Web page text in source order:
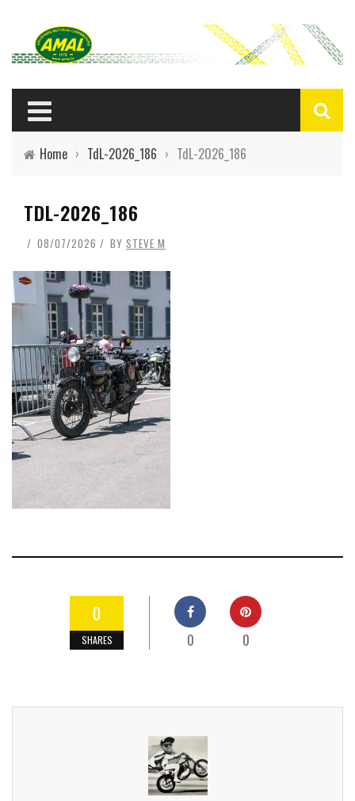
Home › TdL-2026_186 › TdL-2026_186
TDL-2026_186
08/07/2026 BY STEVE M
0
SHARES 0 0